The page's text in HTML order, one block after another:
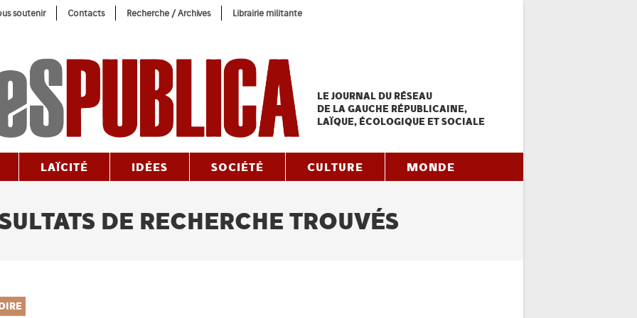
soutenir Contacts Recherche / Archives Librairie militante
LE JOURNAL DU RÉSEAU
DE LA GAUCHE RÉPUBLICAINE,
LAÏQUE, ÉCOLOGIQUE ET SOCIALE
LAÏCITÉ IDÉES SOCIÉTÉ CULTURE MONDE
DE RECHERCHE TROUVÉS